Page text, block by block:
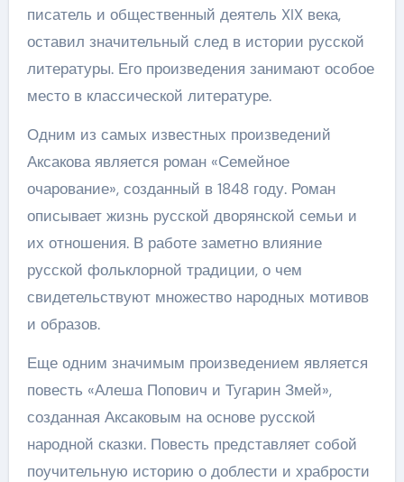
писатель и общественный деятель XIX века,
оставил значительный след в истории русской
литературы. Его произведения занимают особое
место в классической литературе.
Одним из самых известных произведений
Аксакова является роман «Семейное
очарование», созданный в 1848 году. Роман
описывает жизнь русской дворянской семьи и
их отношения. В работе заметно влияние
русской фольклорной традиции, о чем
свидетельствуют множество народных мотивов
и образов.
Еще одним значимым произведением является
повесть «Алеша Попович и Тугарин Змей»,
созданная Аксаковым на основе русской
народной сказки. Повесть представляет собой
поучительную историю о доблести и храбрости